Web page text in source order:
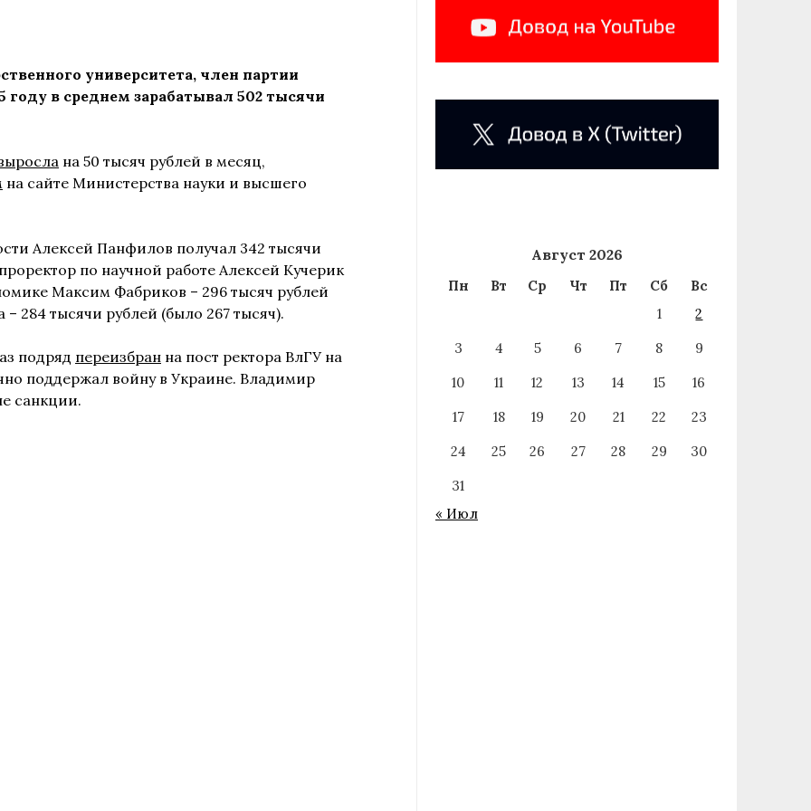
университета, член партии
году в среднем зарабатывал 502 тысячи
на 50 тысяч рублей в месяц,
на сайте Министерства науки и высшего
Алексей Панфилов получал 342 тысячи
по научной работе Алексей Кучерик
Максим Фабриков – 296 тысяч рублей
– 284 тысячи рублей (было 267 тысяч).
подряд переизбран на пост ректора ВлГУ на
поддержал войну в Украине. Владимир
санкции.
Август 2026
Пн Вт Ср Чт Пт Сб
Вс
1
2
3
4 5 6 7 8
9
10
11 12 13 14 15
16
17
18 19 20 21 22
23
24
25 26 27 28 29
30
31
« Июл